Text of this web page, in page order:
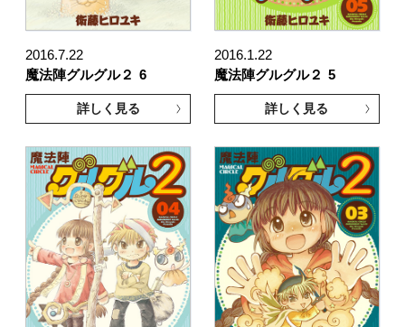
2016.7.22
魔法陣グルグル２ 6
詳しく見る
2016.1.22
魔法陣グルグル２ 5
詳しく見る